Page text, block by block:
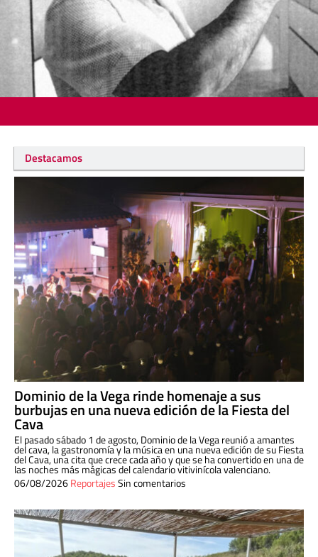
Destacamos
Dominio de la Vega rinde homenaje a sus
burbujas en una nueva edición de la Fiesta del
Cava
El pasado sábado 1 de agosto, Dominio de la Vega reunió a amantes
del cava, la gastronomía y la música en una nueva edición de su Fiesta
del Cava, una cita que crece cada año y que se ha convertido en una de
las noches más mágicas del calendario vitivinícola valenciano.
06/08/2026ReportajesSin comentarios